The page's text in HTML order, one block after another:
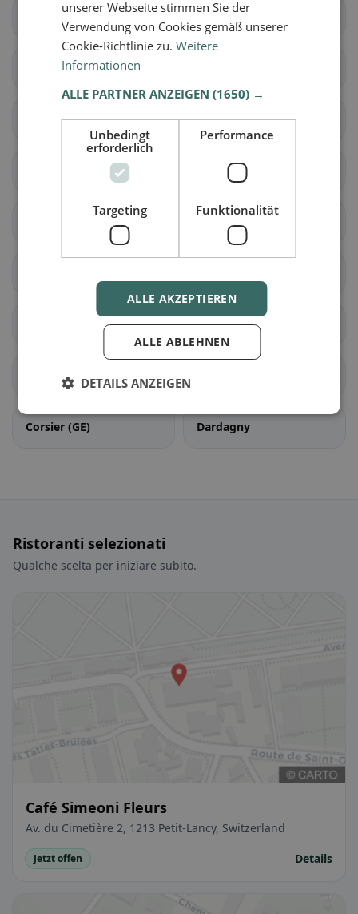
Avusy
Bardonnex
Bernex Carouge (GE)
Céligny
Chêne-Bougeries
Collonge-Bellerive
Cologny
Corsier (GE) Dardagny
Ristoranti selezionati
Qualche scelta per iniziare subito.
Café Simeoni Fleurs
Av. du Cimetière 2, 1213 Petit-Lancy, Switzerland
Jetzt offen Details
unserer Webseite stimmen Sie der
Verwendung von Cookies gemäß unserer
Cookie-Richtlinie zu.Weitere
Informationen
ALLE PARTNER ANZEIGEN(1650) →
Unbedingt
erforderlich
Performance
Targeting Funktionalität
ALLE AKZEPTIEREN
ALLE ABLEHNEN
DETAILS ANZEIGEN